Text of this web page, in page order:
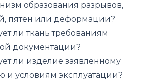
образования разрывов,
пятен или деформации?
ли ткань требованиям
документации?
ли изделие заявленному
и условиям эксплуатации?